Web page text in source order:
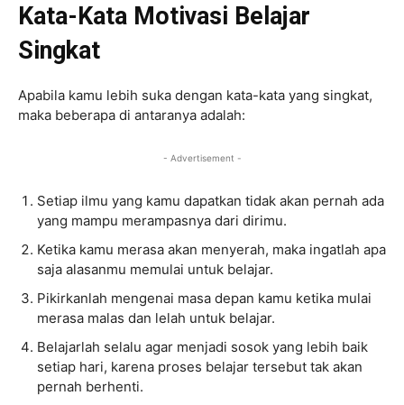
Kata-Kata Motivasi Belajar
Singkat
Apabila kamu lebih suka dengan kata-kata yang singkat,
maka beberapa di antaranya adalah:
- Advertisement -
Setiap ilmu yang kamu dapatkan tidak akan pernah ada
yang mampu merampasnya dari dirimu.
Ketika kamu merasa akan menyerah, maka ingatlah apa
saja alasanmu memulai untuk belajar.
Pikirkanlah mengenai masa depan kamu ketika mulai
merasa malas dan lelah untuk belajar.
Belajarlah selalu agar menjadi sosok yang lebih baik
setiap hari, karena proses belajar tersebut tak akan
pernah berhenti.